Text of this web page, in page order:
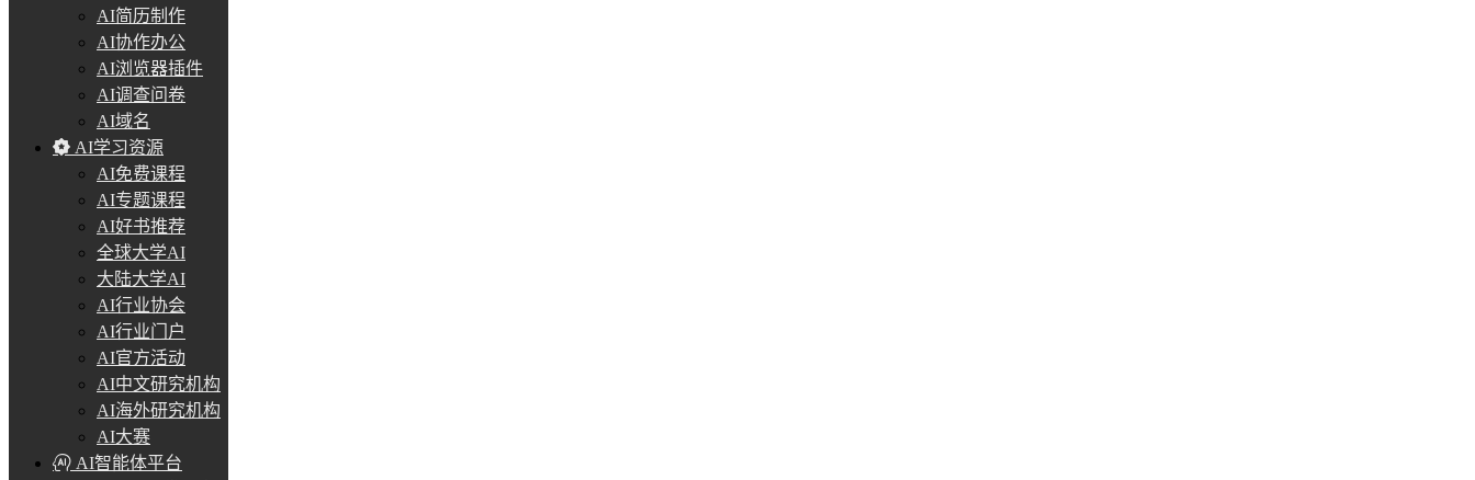
AI简历制作
AI协作办公
AI浏览器插件
AI调查问卷
AI域名
AI学习资源
AI免费课程
AI专题课程
AI好书推荐
全球大学AI
大陆大学AI
AI行业协会
AI行业门户
AI官方活动
AI中文研究机构
AI海外研究机构
AI大赛
AI智能体平台